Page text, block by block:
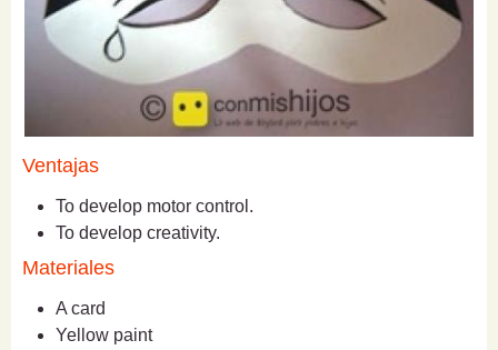
Ventajas
To develop motor control.
To develop creativity.
Materiales
A card
Yellow paint